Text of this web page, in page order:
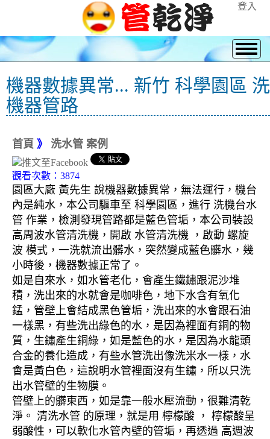
登入
機器數據異常... 新竹 科學園區 洗
機器管路
首頁 》 洗水管 案例
觀看次數：3874
園區大廠 黃先生 說機器數據異常，無法運行，機台
內是純水，本公司驅車至 科學園區，進行 洗機台水
管 作業，檢測發現管路都是藍色管垢，本公司裝設
高周波水管清洗機，開啟 水管清洗機 ，啟動 螺旋
波 模式，一洗就流出髒水，突然變成藍色髒水，幾
小時後，機器數據正常了。
如是自來水，如水管老化，會產生鐵鏽跟泥沙堆
積，洗出來的水就會是咖啡色，地下水含有氧化
錳，管壁上會結成黑色管垢，洗出來的水會跟石油
一樣黑，有些洗出綠色的水，是因為裡面有銅的物
質，生鏽產生銅綠，如是藍色的水，是因為水龍頭
合金的養化造成，有些水管洗出像洗米水一樣，水
會是黃白色，這說明水管裡面沒有生鏽，所以只洗
出水管壁的生物膜。
管壁上的髒東西，如是靠一般水壓流動，很難清乾
淨。 清洗水管 的原理，就是用 檸檬酸 ， 檸檬酸呈
弱酸性，可以軟化水管內壁的管垢，再透過 高週波